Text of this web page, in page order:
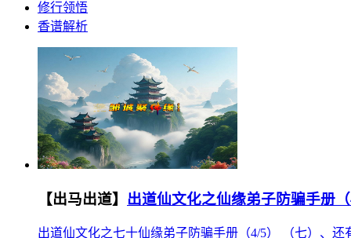
修行领悟
香谱解析
【出马出道】 出道仙文化之仙缘弟子防骗手册
出道仙文化之七十仙缘弟子防骗手册（4/5） （七）、